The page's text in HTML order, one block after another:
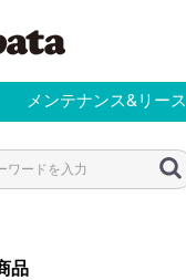
メンテナンス&リース
品